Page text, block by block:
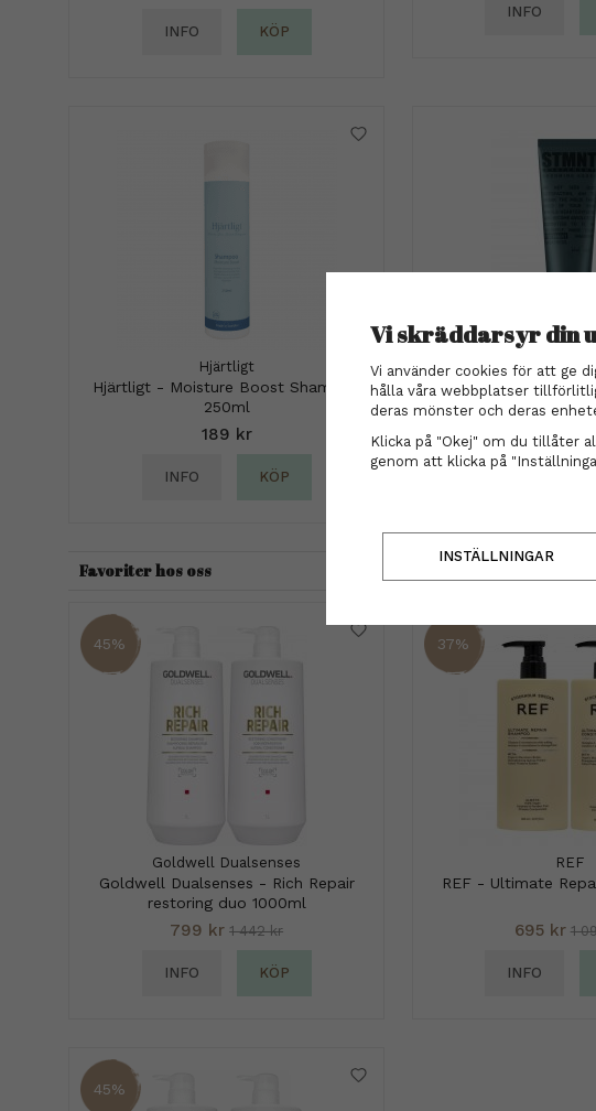
INFO KÖP
INFO
Hjärtligt
Hjärtligt - Moisture Boost Shampoo
250ml
189 kr
INFO KÖP
STMNT grooming
cream
269 kr
INFO
Favoriter hos oss
45%
Goldwell Dualsenses
Goldwell Dualsenses - Rich Repair
restoring duo 1000ml
799 kr 1 442 kr
INFO KÖP
37%
REF
REF - Ultimate
695 kr 1
INFO
45%
Vi skräddarsyr din
Vi använder cookies för att ge
hålla våra webbplatser
deras mönster och deras
Klicka på "Okej" om du tillåter
genom att klicka på
INSTÄLLNINGAR